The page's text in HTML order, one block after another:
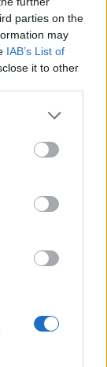
parties on the
may
IAB’s List of
it to other
più
laRosolida
si
iconici
parco un
In
Novak
“La
ma per
il